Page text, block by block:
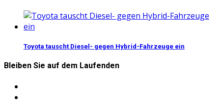
Toyota tauscht Diesel- gegen Hybrid-Fahrzeuge ein
Bleiben Sie auf dem Laufenden